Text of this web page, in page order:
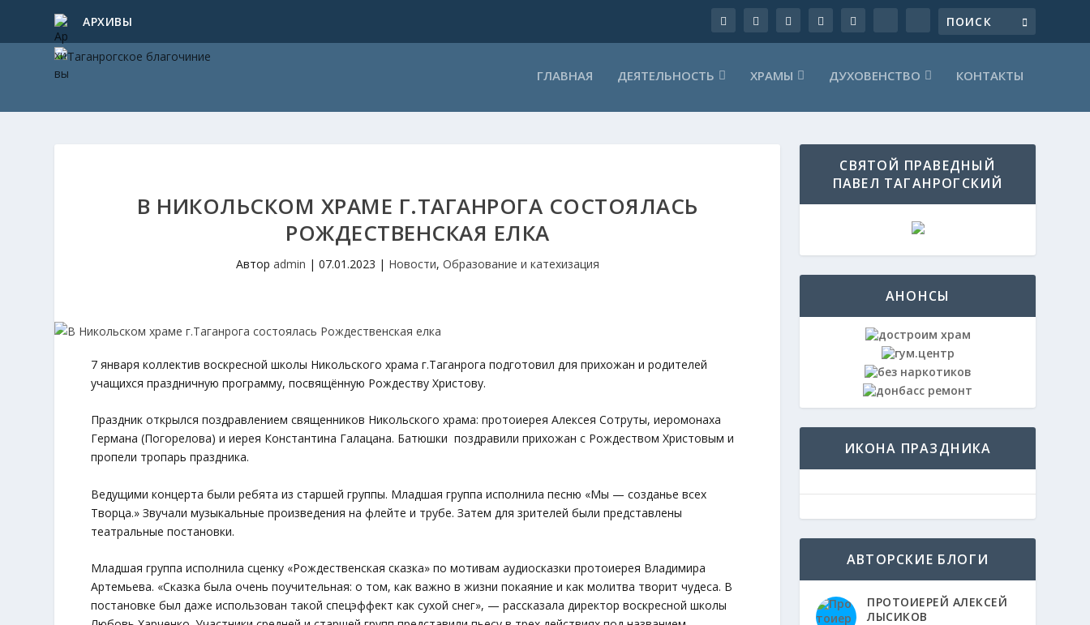
АРХИВЫ
ГЛАВНАЯ ДЕЯТЕЛЬНОСТЬ ХРАМЫ ДУХОВЕНСТВО КОНТАКТЫ
В НИКОЛЬСКОМ ХРАМЕ Г.ТАГАНРОГА СОСТОЯЛАСЬ
РОЖДЕСТВЕНСКАЯ ЕЛКА
Автор admin | 07.01.2023 | Новости, Образование и катехизация
7 января коллектив воскресной школы Никольского храма г.Таганрога подготовил для прихожан и родителей
учащихся праздничную программу, посвящённую Рождеству Христову.
Праздник открылся поздравлением священников Никольского храма: протоиерея Алексея Сотруты, иеромонаха
Германа (Погорелова) и иерея Константина Галацана. Батюшки поздравили прихожан с Рождеством Христовым и
пропели тропарь праздника.
Ведущими концерта были ребята из старшей группы. Младшая группа исполнила песню «Мы — созданье всех
Творца.» Звучали музыкальные произведения на флейте и трубе. Затем для зрителей были представлены
театральные постановки.
Младшая группа исполнила сценку «Рождественская сказка» по мотивам аудиосказки протоиерея Владимира
Артемьева. «Сказка была очень поучительная: о том, как важно в жизни покаяние и как молитва творит чудеса. В
постановке был даже использован такой спецэффект как сухой снег», — рассказала директор воскресной школы
СВЯТОЙ ПРАВЕДНЫЙ
ПАВЕЛ ТАГАНРОГСКИЙ
АНОНСЫ
ИКОНА ПРАЗДНИКА
АВТОРСКИЕ БЛОГИ
ПРОТОИЕРЕЙ АЛЕКСЕЙ
ЛЫСИКОВ